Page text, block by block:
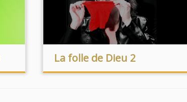
La folle de Dieu 2